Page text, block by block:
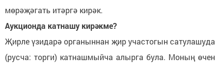
мөрәҗәгать итәргә кирәк.
Аукционда катнашу кирәкме?
Җирле үзидарә органыннан җир участогын сатулашуда
(русча: торги) катнашмыйча алырга була. Моның өчен